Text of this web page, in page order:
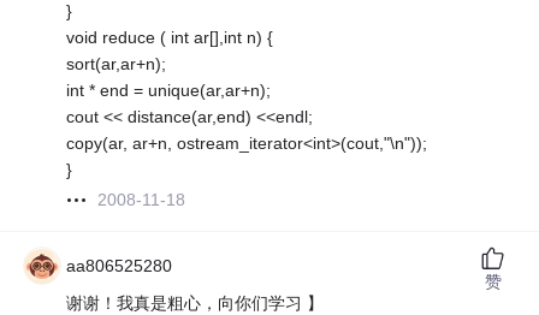
}
void reduce ( int ar[],int n) {
sort(ar,ar+n);
int * end = unique(ar,ar+n);
cout << distance(ar,end) <<endl;
copy(ar, ar+n, ostream_iterator<int>(cout,"\n"));
}
2008-11-18
aa806525280
谢谢！我真是粗心，向你们学习 】
赞